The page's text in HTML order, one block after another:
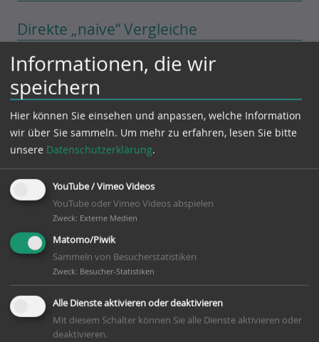
Direkte „naive“ Vergleiche
Zunächst wird mit jedem einzelnen
Vergleichskriterium ein Overall-Test zwischen den
Kliniken durchgeführt. Bei einem signifikanten
Overall-Test zu jeder Skala wurde jede Klinik mit den
Anderen verglichen und die Ergebnisse gewichtet
(schlechter = 0 Punkte, gleich = 1 Punkt, besser = 3
Punkte). In diesem Verfahren werden direkte „naive“
Vergleiche zwischen den Einrichtungen angestellt.
Direkte Vergleiche der Mittelwerte in einzelnen
Skalenbereichen zwischen verschiedenen Kliniken
(„naive Vergleiche“) berücksichtigen als feste
Einflussfaktoren die Faktoren „Klinik“ bzw. die
jeweiligen „Patienten“ der Klinik und ordnen
gefundene Unterschiede im Wesentlichen dem
Faktor Klinik zu.
Informationen, die wir
speichern
Hier können Sie einsehen und anpassen, welche Information
wir über Sie sammeln. Um mehr zu erfahren, lesen Sie bitte
unsere Datenschutzerklärung.
YouTube / Vimeo Videos
YouTube oder Vimeo Videos abspielen
Zweck: Externe Medien
Matomo/Piwik
Sammeln von Besucherstatistiken
Zweck: Besucher-Statistiken
Alle Dienste aktivieren oder deaktivieren
Mit diesem Schalter können Sie alle Dienste aktivieren oder
deaktivieren.